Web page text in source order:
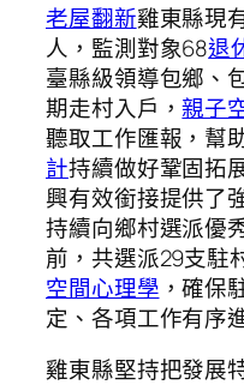
老屋翻新雞東縣現
人，監測對象68退
臺縣級領導包鄉、
期走村入戶，親子
聽取工作匯報，幫
計持續做好鞏固拓
興有效銜接提供了
持續向鄉村選派優
前，共選派29支駐
空間心理學 ，確保
定、各項工作有序
雞東縣堅持把發展